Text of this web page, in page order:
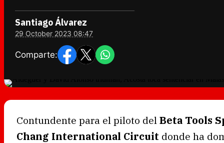
Santiago Álvarez
29 October 2023 08:47
Comparte:
Contundente para el piloto del Beta Tools
Chang International Circuit donde ha